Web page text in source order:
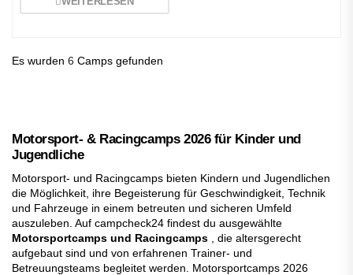
Es wurden 6 Camps gefunden
Motorsport- & Racingcamps 2026 für Kinder und
Jugendliche
Motorsport- und Racingcamps bieten Kindern und Jugendlichen
die Möglichkeit, ihre Begeisterung für Geschwindigkeit, Technik
und Fahrzeuge in einem betreuten und sicheren Umfeld
auszuleben. Auf campcheck24 findest du ausgewählte
Motorsportcamps und Racingcamps
, die altersgerecht
aufgebaut sind und von erfahrenen Trainer- und
Betreuungsteams begleitet werden. Motorsportcamps 2026